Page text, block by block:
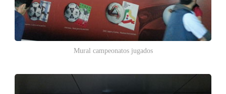
Mural campeonatos jugados